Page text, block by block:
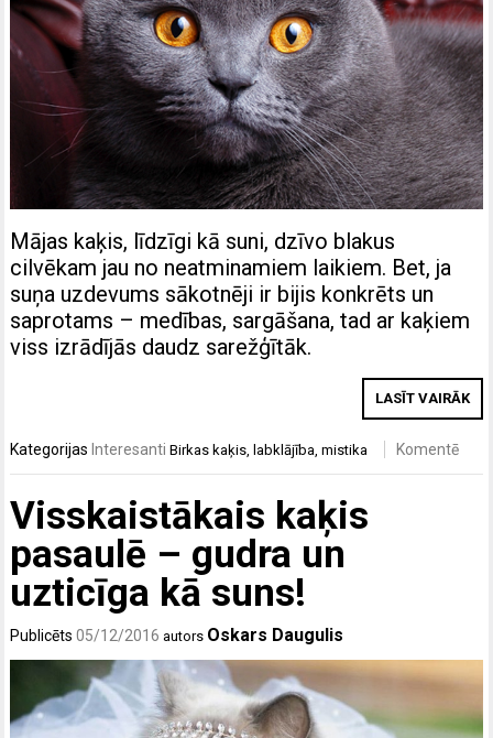
Mājas kaķis, līdzīgi kā suni, dzīvo blakus
cilvēkam jau no neatminamiem laikiem. Bet, ja
suņa uzdevums sākotnēji ir bijis konkrēts un
saprotams – medības, sargāšana, tad ar kaķiem
viss izrādījās daudz sarežģītāk.
LASĪT VAIRĀK
Kategorijas Interesanti Birkas kaķis, labklājība,mistika Komentē
Visskaistākais kaķis
pasaulē – gudra un
uzticīga kā suns!
Publicēts05/12/2016 autors Oskars Daugulis